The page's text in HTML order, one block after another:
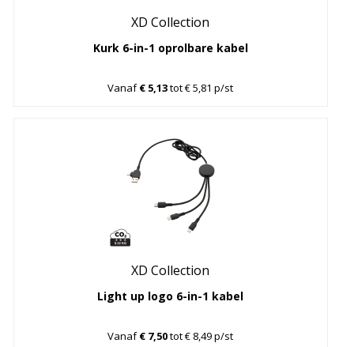
XD Collection
Kurk 6-in-1 oprolbare kabel
Vanaf€ 5,13tot € 5,81 p/st
XD Collection
Light up logo 6-in-1 kabel
Vanaf€ 7,50tot € 8,49 p/st